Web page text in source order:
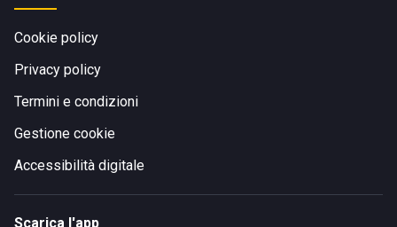
Cookie policy
Privacy policy
Termini e condizioni
Gestione cookie
Accessibilità digitale
Scarica l'app